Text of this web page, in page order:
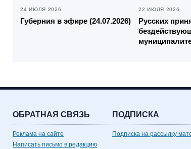
24 ИЮЛЯ 2026
Губерния в эфире (24.07.2026)
22 ИЮЛЯ 2026
Русских
ОБРАТНАЯ СВЯЗЬ
Реклама на сайте
Написать письмо в редакцию
ПОДПИСКА
Подписка на рассылку